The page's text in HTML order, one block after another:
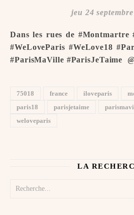
jeu 24
Dans les rues de #Montmartre #Paris ? #ILoveParis
#WeLoveParis #WeLove18
#ParisMaVille #ParisJeTaime
75018 france iloveparis
paris18
parisjetaime
weloveparis
LA